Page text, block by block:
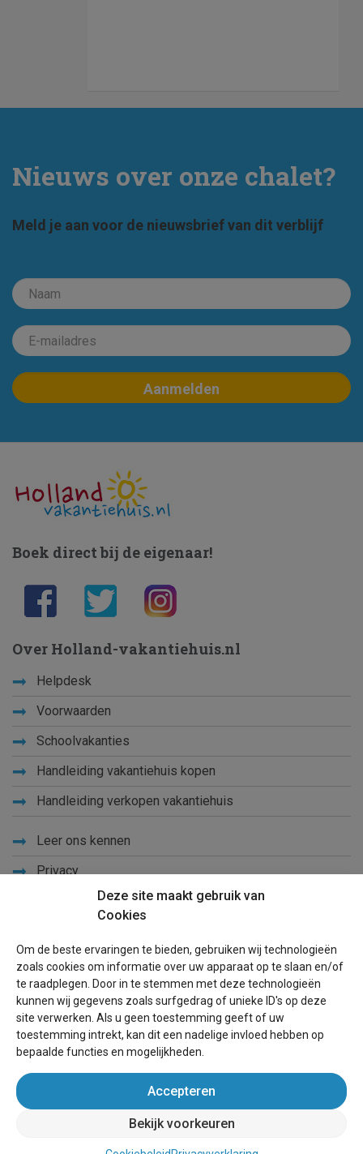
Nieuws over onze chalet?
Meld je aan voor de nieuwsbrief van dit verblijf
Deze site maakt gebruik van
Cookies
Om de beste ervaringen te bieden, gebruiken wij technologieën
zoals cookies om informatie over uw apparaat op te slaan en/of
te raadplegen. Door in te stemmen met deze technologieën
kunnen wij gegevens zoals surfgedrag of unieke ID's op deze
site verwerken. Als u geen toestemming geeft of uw
toestemming intrekt, kan dit een nadelige invloed hebben op
bepaalde functies en mogelijkheden.
Accepteren
Bekijk voorkeuren
Boek direct bij de eigenaar!
Over Holland-vakantiehuis.nl
Helpdesk
Voorwaarden
Schoolvakanties
Handleiding vakantiehuis kopen
Handleiding verkopen vakantiehuis
Leer ons kennen
Privacy
Blog
Voor eigenaren
Een advertentie plaatsen
Succesvol verhuren vakantiewoning
wereldvakantiehuis.nl(vakantiehuizen wereldwijd)